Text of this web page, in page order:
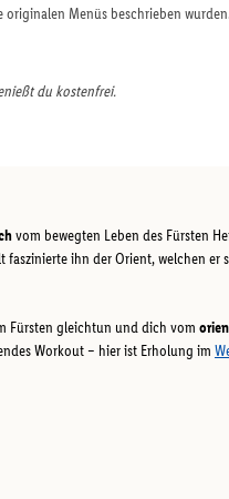
originalen Menüs beschrieben
du kostenfrei.
vom bewegten Leben des Fürsten
ihn der Orient, welchen er
Fürsten gleichtun und dich vom
Workout – hier ist Erholung im